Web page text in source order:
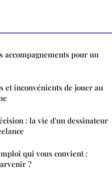
accompagnements pour un
et inconvénients de jouer au
: la vie d'un dessinateur
qui vous convient :
?